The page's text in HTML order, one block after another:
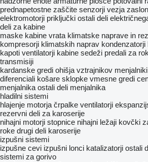
prednapetostne zaščite senzorji vezja
elektromotorji priključki ostali deli
deli za kabine
maske kabine vrata klimatske naprave in
kompresorji klimatskih naprav kondenzatorji
kapoti ventilatorji kabine sedeži predali za
transmisiji
kardanske gredi ohišja vztrajnikov menjalniki
diferenciali košare sklopke vmesne gredi
menjalnika ostali deli menjalnika
hladilni sistemi
hlajenje motorja črpalke ventilatorji
rezervni deli za karoserije
nihajni motorji stopnice nihajni ležaji kovčki
roke drugi deli karoserije
izpušni sistemi
izpušne cevi izpušni lonci katalizatorji ostali
sistemi za gorivo